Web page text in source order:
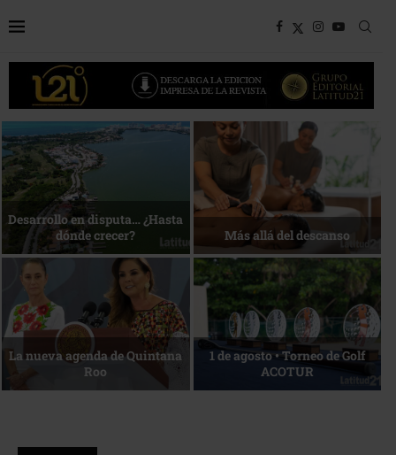
Bottega, un viaje servido a la
mesa
Energía que Impulsa la
competitividad
Reconocimiento de viajeros La esencia del servicio